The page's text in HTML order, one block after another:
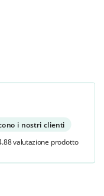
i nostri clienti
valutazione prodotto